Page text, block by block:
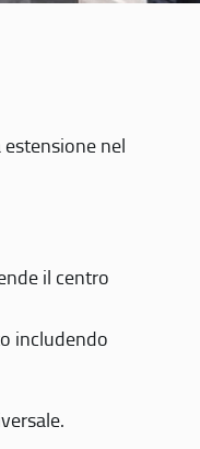
estensione nel
il centro
includendo